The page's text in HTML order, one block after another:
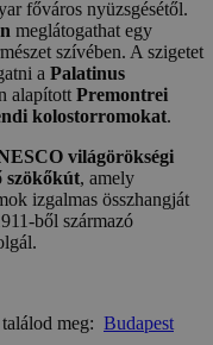
főváros nyüzsgésétől.
meglátogathat egy
szívében. A szigetet
a Palatinus
alapított Premontrei
kolostorromokat.
világörökségi
szökőkút, amely
izgalmas összhangját
ből származó
meg: Budapest